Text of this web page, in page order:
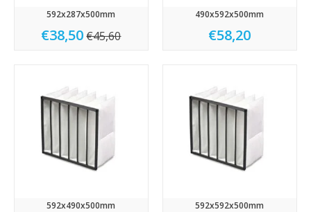
592x287x500mm
€38,50 €45,60
490x592x500mm
€58,20
592x490x500mm 592x592x500mm